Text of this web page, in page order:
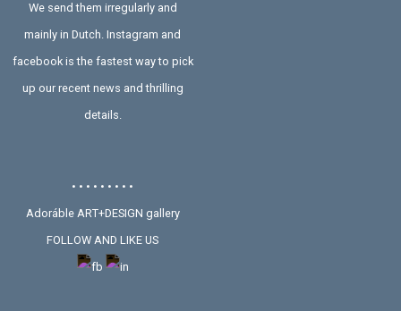
We send them irregularly and
mainly in Dutch. Instagram and
facebook is the fastest way to pick
up our recent news and thrilling
details.
• • • • • • • • •
Adoráble ART+DESIGN gallery
FOLLOW AND LIKE US